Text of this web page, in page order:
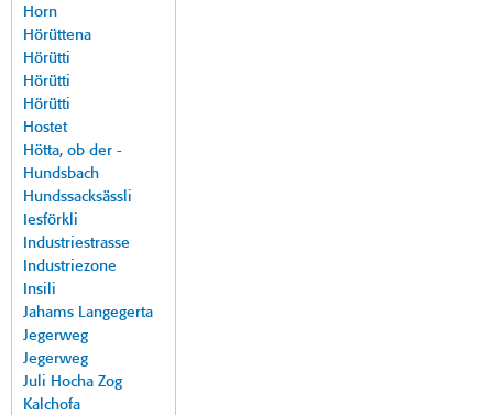
Horn
Hörüttena
Hörütti
Hörütti
Hörütti
Hostet
Hötta, ob der -
Hundsbach
Hundssacksässli
Iesförkli
Industriestrasse
Industriezone
Insili
Jahams Langegerta
Jegerweg
Jegerweg
Juli Hocha Zog
Kalchofa